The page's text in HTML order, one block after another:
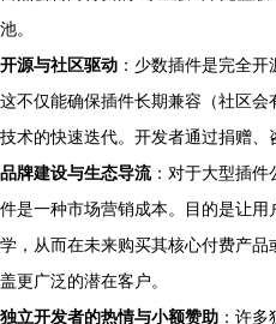
池。
开源与社区驱动 ：少数插件是完全
这不仅能确保插件长期兼容（社区
技术的快速迭代。开发者通过捐赠、
品牌建设与生态导流：对于大型插件
件是一种市场营销成本。目的是让
学，从而在未来购买其核心付费产
盖更广泛的潜在客户。
独立开发者的热情与小额赞助 ：许